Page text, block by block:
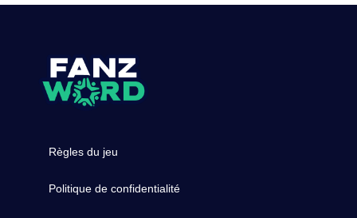
Règles du jeu
Politique de confidentialité